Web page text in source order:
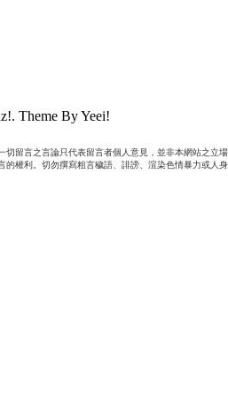
Theme By Yeei!
留言之言論只代表留言者個人意見，並非本網站之
權利。切勿撰寫粗言穢語、誹謗、渲染色情暴力或人